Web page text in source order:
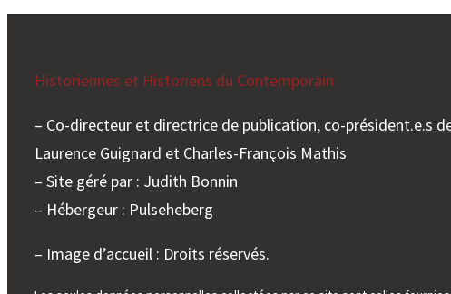
Historiennes et Historiens du Contemporain
– Co-directeur et directrice de publication, co-président.e.s
Laurence Guignard et Charles-François Mathis
– Site géré par : Judith Bonnin
– Hébergeur : Pulseheberg
– Image d’accueil : Droits réservés.